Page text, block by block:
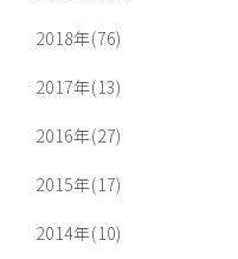
2018年(76)
2017年(13)
2016年(27)
2015年(17)
2014年(10)